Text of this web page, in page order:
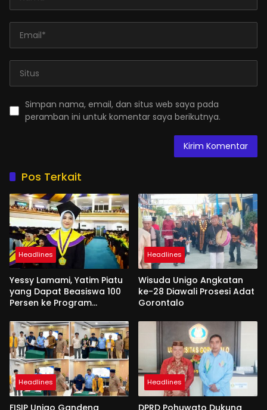
Simpan nama, email, dan situs web saya pada
peramban ini untuk komentar saya berikutnya.
Pos Terkait
Headlines
Yessy Lamami, Yatim Piatu
yang Dapat Beasiswa 100
Persen ke Program
Headlines
Wisuda Unigo Angkatan
ke-28 Diawali Prosesi Adat
Gorontalo
Headlines
FISIP Unigo Gandeng
Headlines
DPRD Pohuwato Dukung